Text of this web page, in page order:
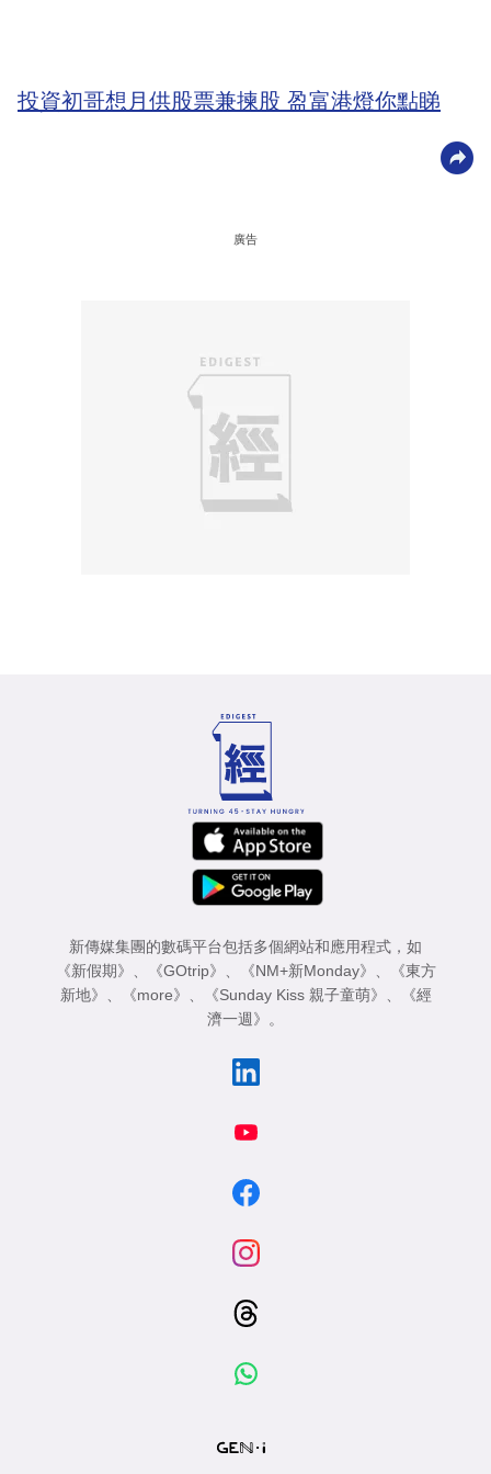
投資初哥想月供股票兼揀股 盈富港燈你點睇
廣告
新傳媒集團的數碼平台包括多個網站和應用程式，如
《新假期》 、 《GOtrip》 、 《NM+新Monday》 、
《東方
新地》 、 《more》 、 《Sunday Kiss 親子童萌》 、
《經
濟一週》 。